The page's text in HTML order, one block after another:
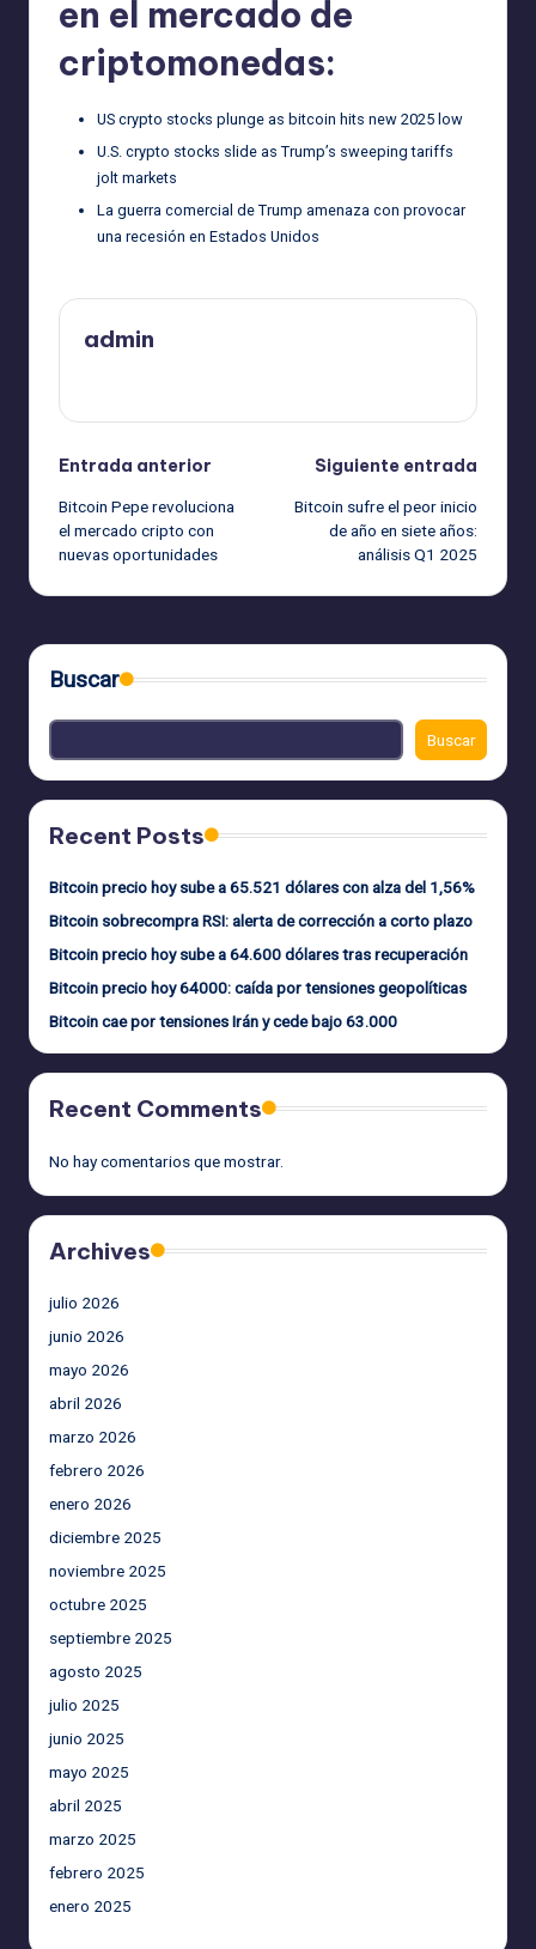
en el mercado de
criptomonedas:
US crypto stocks plunge as bitcoin hits new 2025 low
U.S. crypto stocks slide as Trump’s sweeping tariffs
jolt markets
La guerra comercial de Trump amenaza con provocar
una recesión en Estados Unidos
admin
Navegación
de
entradas
Entrada anterior
Bitcoin Pepe revoluciona
el mercado cripto con
nuevas oportunidades
Siguiente entrada
Bitcoin sufre el peor inicio
de año en siete años:
análisis Q1 2025
Buscar
Buscar
Recent Posts
Bitcoin precio hoy sube a 65.521 dólares con alza del 1,56%
Bitcoin sobrecompra RSI: alerta de corrección a corto plazo
Bitcoin precio hoy sube a 64.600 dólares tras recuperación
Bitcoin precio hoy 64000: caída por tensiones geopolíticas
Bitcoin cae por tensiones Irán y cede bajo 63.000
Recent Comments
No hay comentarios que mostrar.
Archives
julio 2026
junio 2026
mayo 2026
abril 2026
marzo 2026
febrero 2026
enero 2026
diciembre 2025
noviembre 2025
octubre 2025
septiembre 2025
agosto 2025
julio 2025
junio 2025
mayo 2025
abril 2025
marzo 2025
febrero 2025
enero 2025